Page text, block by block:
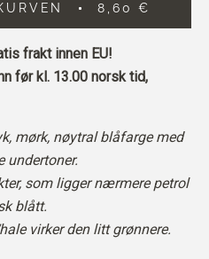
8,60 €
frakt innen EU!
før kl. 13.00 norsk tid,
mørk, nøytral blåfarge med
undertoner.
som ligger nærmere petrol
blått.
virker den litt grønnere.